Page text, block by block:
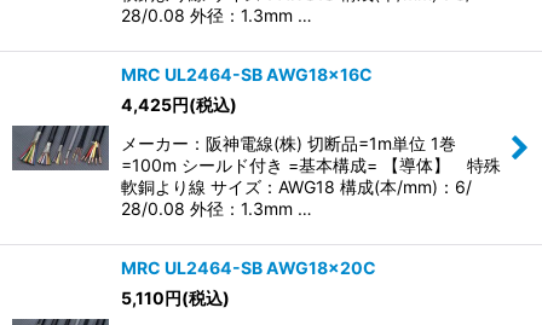
28/0.08 外径：1.3mm …
MRC UL2464-SB AWG18×16C
4,425円(税込)
メーカー：阪神電線(株) 切断品=1m単位 1巻
=100m シールド付き =基本構成= 【導体】 特殊
軟銅より線 サイズ：AWG18 構成(本/mm)：6/
28/0.08 外径：1.3mm …
MRC UL2464-SB AWG18×20C
5,110円(税込)